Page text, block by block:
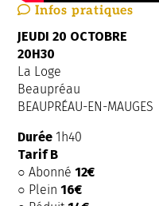
Infos pratiques
JEUDI 20 OCTOBRE
20H30
La Loge
Beaupréau
BEAUPRÉAU-EN-MAUGES
Durée 1h40
Tarif B
○ Abonné12€
○ Plein16€